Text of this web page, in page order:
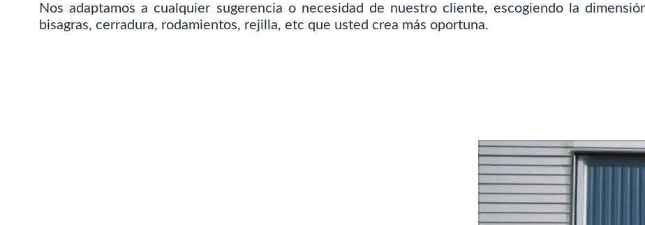
Nos adaptamos a cualquier sugerencia o necesidad de nuestro cliente, escogiendo la
bisagras, cerradura, rodamientos, rejilla, etc que usted crea más oportuna.